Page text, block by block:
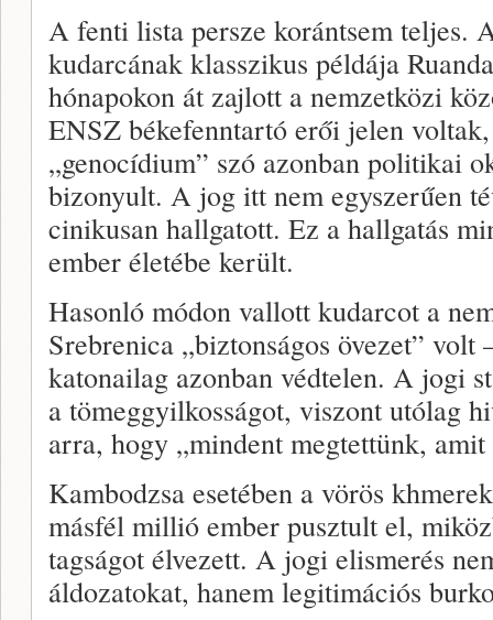
A fenti lista persze korántsem teljes.
kudarcának klasszikus példája
hónapokon át zajlott a nemzetközi
ENSZ békefenntartó erői jelen
„genocídium” szó azonban politikai
bizonyult. A jog itt nem egyszerűen
cinikusan hallgatott. Ez a hallgatás
ember életébe került.
Hasonló módon vallott kudarcot a
Srebrenica „biztonságos övezet”
katonailag azonban védtelen. A jogi
a tömeggyilkosságot, viszont utólag
arra, hogy „mindent megtettünk,
Kambodzsa esetében a vörös
másfél millió ember pusztult el,
tagságot élvezett. A jogi elismerés
áldozatokat, hanem legitimációs